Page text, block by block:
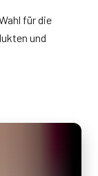
für die
und